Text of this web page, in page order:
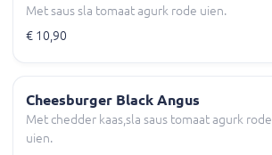
Met saus sla tomaat agurk rode uien.
€ 10,90
Cheesburger Black Angus
Met chedder kaas,sla saus tomaat agurk rode
uien.